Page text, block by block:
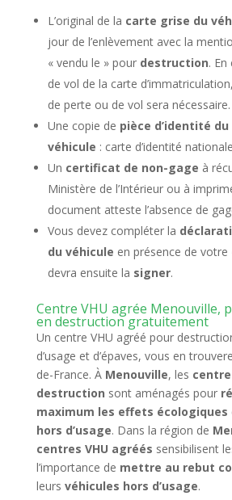
L’original de la carte grise du
jour de l’enlèvement avec la
« vendu le » pour destruction.
de vol de la carte
de perte ou de vol sera nécessaire.
Une copie de pièce d’identité
véhicule : carte d’identité
Un certificat de non-gage à
Ministère de l’Intérieur ou à
document atteste l’absence de
Vous devez compléter la
du véhicule en présence de votre
devra ensuite la signer.
Centre VHU agrée Menouville,
en destruction gratuitement
Un centre VHU agréé pour
d’usage et d’épaves, vous en
de-France. À Menouville, les
destruction sont aménagés pour
maximum les effets écologiques
hors d’usage. Dans la région de
centres VHU agréés sensibilisent
l’importance de mettre au rebut
leurs véhicules hors d’usage.